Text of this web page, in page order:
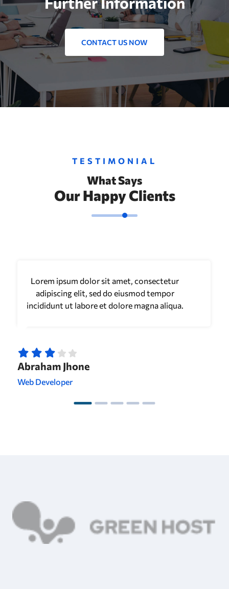
CONTACT US NOW
TESTIMONIAL
What Says
Our Happy Clients
Lorem ipsum dolor sit amet, consectetur
adipiscing elit, sed do eiusmod tempor
incididunt ut labore et dolore magna aliqua.
Abraham Jhone
Web Developer